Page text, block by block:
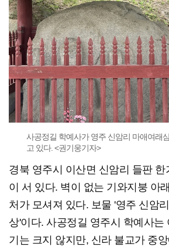
사공정길 학예사가 영주 신암리 마애여래
고 있다. <권기웅기자>
경북 영주시 이산면 신암리 들판
이 서 있다. 벽이 없는 기와지붕 아
처가 모셔져 있다. 보물 '영주 신암
상'이다. 사공정길 영주시 학예사는
기는 크지 않지만, 신라 불교가 중